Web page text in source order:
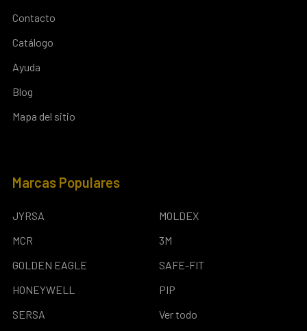
Contacto
Catálogo
Ayuda
Blog
Mapa del sitio
Marcas Populares
JYRSA
MCR
GOLDEN EAGLE
HONEYWELL
SERSA
MOLDEX
3M
SAFE-FIT
PIP
Ver todo